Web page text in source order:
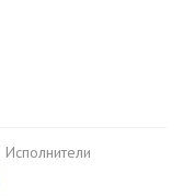
Исполнители